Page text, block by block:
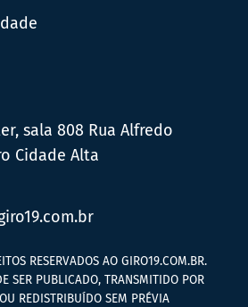
sala 808 Rua Alfredo
Cidade Alta
RESERVADOS AO GIRO19.COM.BR.
SER PUBLICADO, TRANSMITIDO POR
REDISTRIBUÍDO SEM PRÉVIA